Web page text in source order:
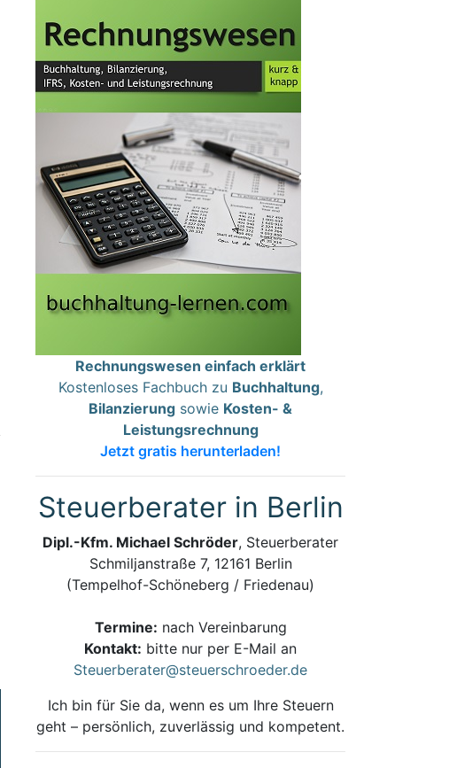
Rechnungswesen einfach erklärt
Kostenloses Fachbuch zu Buchhaltung,
Bilanzierung sowie Kosten- &
Leistungsrechnung
Jetzt gratis herunterladen!
Steuerberater in Berlin
Dipl.-Kfm. Michael Schröder, Steuerberater
Schmiljanstraße 7, 12161 Berlin
(Tempelhof-Schöneberg / Friedenau)
Termine: nach Vereinbarung
Kontakt: bitte nur per E-Mail an
Steuerberater@steuerschroeder.de
Ich bin für Sie da, wenn es um Ihre Steuern
geht – persönlich, zuverlässig und kompetent.